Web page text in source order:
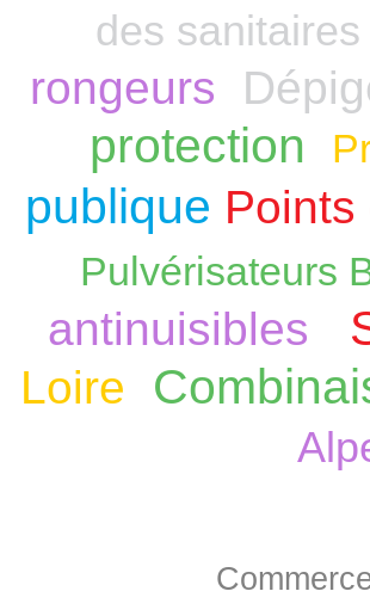
des sanitaires
rongeurs
protection
publique Points
Pulvérisateurs
antinuisibles
Loire